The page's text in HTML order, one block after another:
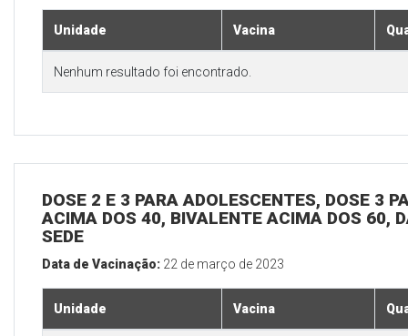
Unidade Vacina
Nenhum resultado foi encontrado.
DOSE 2 E 3 PARA ADOLESCENTES, DOSE 3
ACIMA DOS 40, BIVALENTE ACIMA DOS 60,
SEDE
Data de Vacinação: 22 de março de 2023
Unidade Vacina